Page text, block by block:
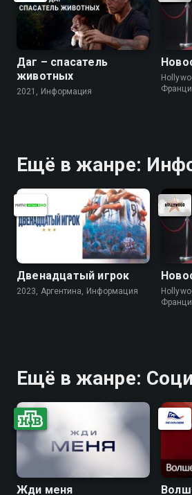
Даг – спасатель
животных
2021, Информация
Ещё в жанре:
Двенадцатый игрок
2023, Аргентина, Информация
Ещё в жанре:
Жди меня